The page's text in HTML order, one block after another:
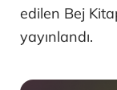
edilen Bej
yayınlandı.